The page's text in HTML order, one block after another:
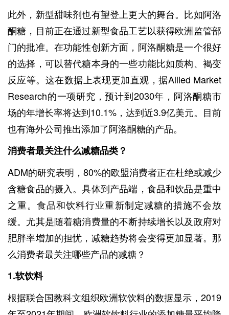
此外，新型甜味剂也有望登上更大的舞台。比如阿洛
酮糖，目前正在通过新型食品工艺以获得欧洲监管部
门的批准。在功能性创新方面，阿洛酮糖是一个很好
的选择，可以替代糖本身的一些功能比如质构、褐变
反应等。这在数据上表现更加直观，据Allied Market
Research的一项研究，预计到2030年，阿洛酮糖市
场的年增长率将达到10.1%，达到近3.9亿美元。目前
也有海外公司推出添加了阿洛酮糖的产品。
消费者最关注什么减糖品类？
ADM的研究表明，80%的欧盟消费者正在杜绝或减少
含糖食品的摄入。具体到产品端，食品和饮品是重中
之重。食品和饮料行业重新制定减糖的措施不会放
缓。尤其是随着糖消费量的不断持续增长以及政府对
肥胖率增加的担忧，减糖趋势将会变得更加显著。那
么消费者最关注哪些产品的减糖？
1.软饮料
根据联合国教科文组织欧洲软饮料的数据显示，2019